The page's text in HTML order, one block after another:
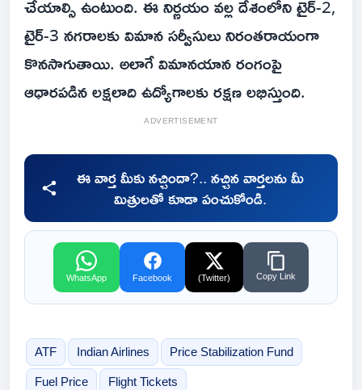
చేయాల్సి ఉంటుంది. ఈ నిర్ణయం వల్ల దేశంలోని టైర్-2,
టైర్-3 నగరాలకు విమాన సర్వీసులు నిరంతరాయంగా
కొనసాగుతాయి. అలాగే విమానయాన రంగంపై
ఆధారపడిన లక్షలాది ఉద్యోగాలకు రక్షణ లభిస్తుంది.
ADVERTISEMENT
ఈ వార్త మీకు నచ్చిందా?.. నచ్చిన వార్తలను మీ
మిత్రులతో కూడా పంచుకోండి.
WhatsApp Facebook (Twitter) Copy Link
ATF Indian Airlines Price Stabilization Fund
Fuel Price Flight Tickets